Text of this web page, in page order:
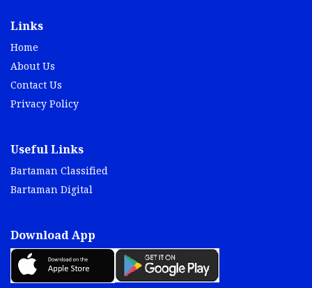
Links
Home
About Us
Contact Us
Privacy Policy
Useful Links
Bartaman Classified
Bartaman Digital
Download App